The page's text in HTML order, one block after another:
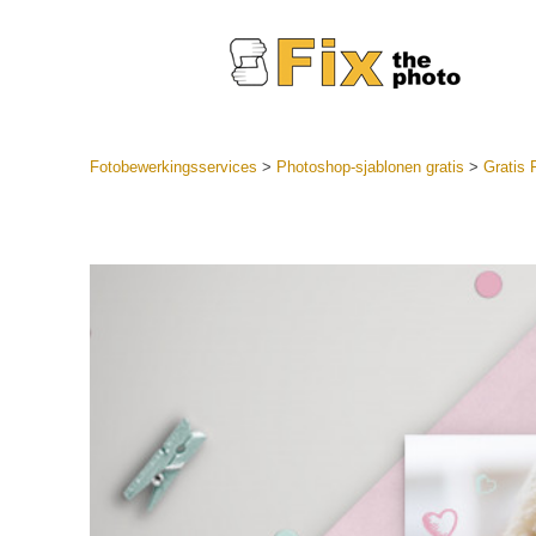
collecties
Mobiele
Fotobewerkingsservices > Photoshop-sjablonen gratis > Gratis